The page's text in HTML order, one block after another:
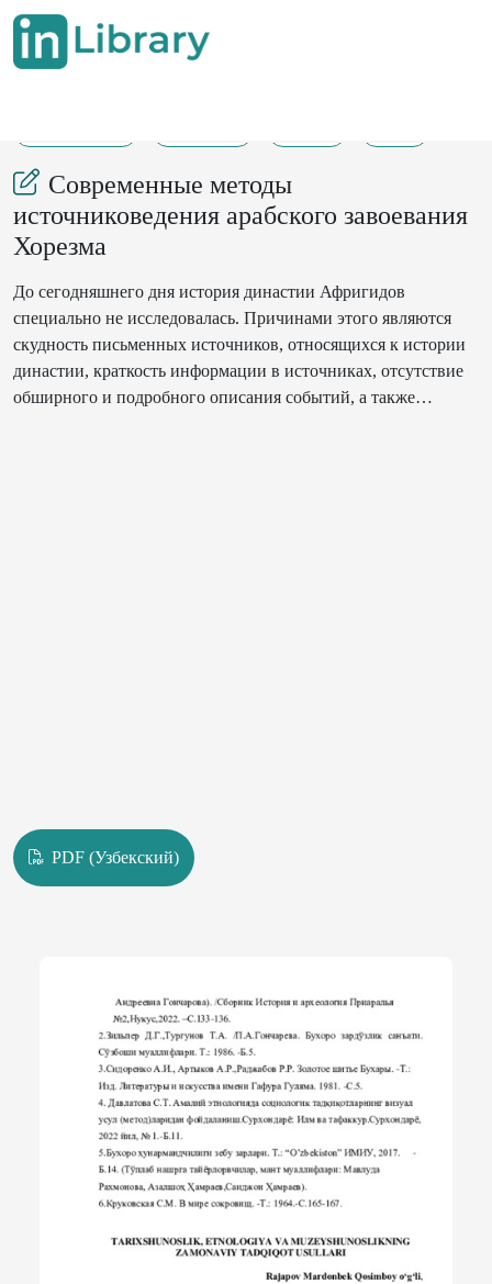
Современные методы
источниковедения арабского завоевания
Хорезма
До сегодняшнего дня история династии Афригидов
специально не исследовалась. Причинами этого являются
скудность письменных источников, относящихся к истории
династии, краткость информации в источниках, отсутствие
обширного и подробного описания событий, а также
PDF (Узбекский)